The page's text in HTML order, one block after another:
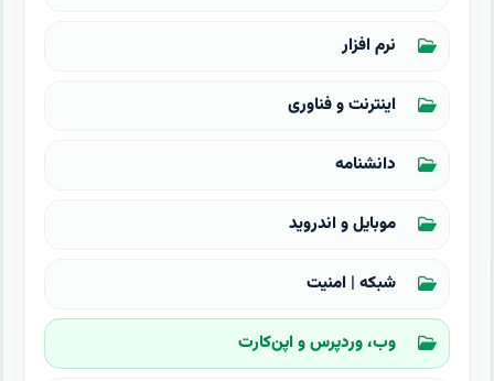
نرم افزار
اینترنت و فناوری
دانشنامه
موبایل و اندروید
شبکه | امنیت
وب، وردپرس و اپن‌کارت